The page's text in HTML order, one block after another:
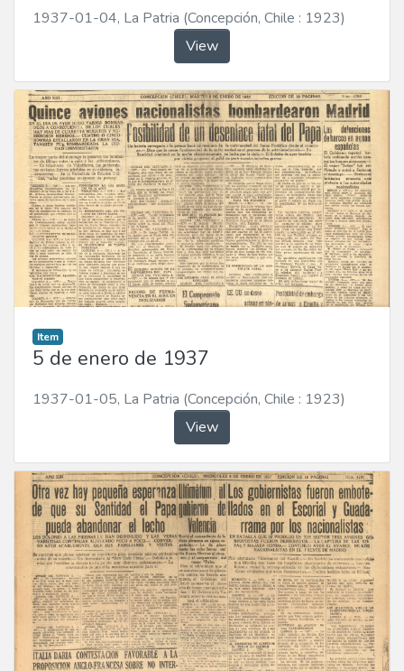
1937-01-04, La Patria (Concepción, Chile : 1923)
View
Item
5 de enero de 1937
1937-01-05, La Patria (Concepción, Chile : 1923)
View